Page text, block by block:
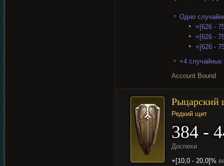
Одно
+[626 -
+[626 -
+[626 -
+4 случайных
Account Bound
Рыцарский
Редкий щит
384 -
Доспехи
+[10,0 - 20,0]%